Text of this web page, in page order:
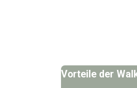
Vorteile der